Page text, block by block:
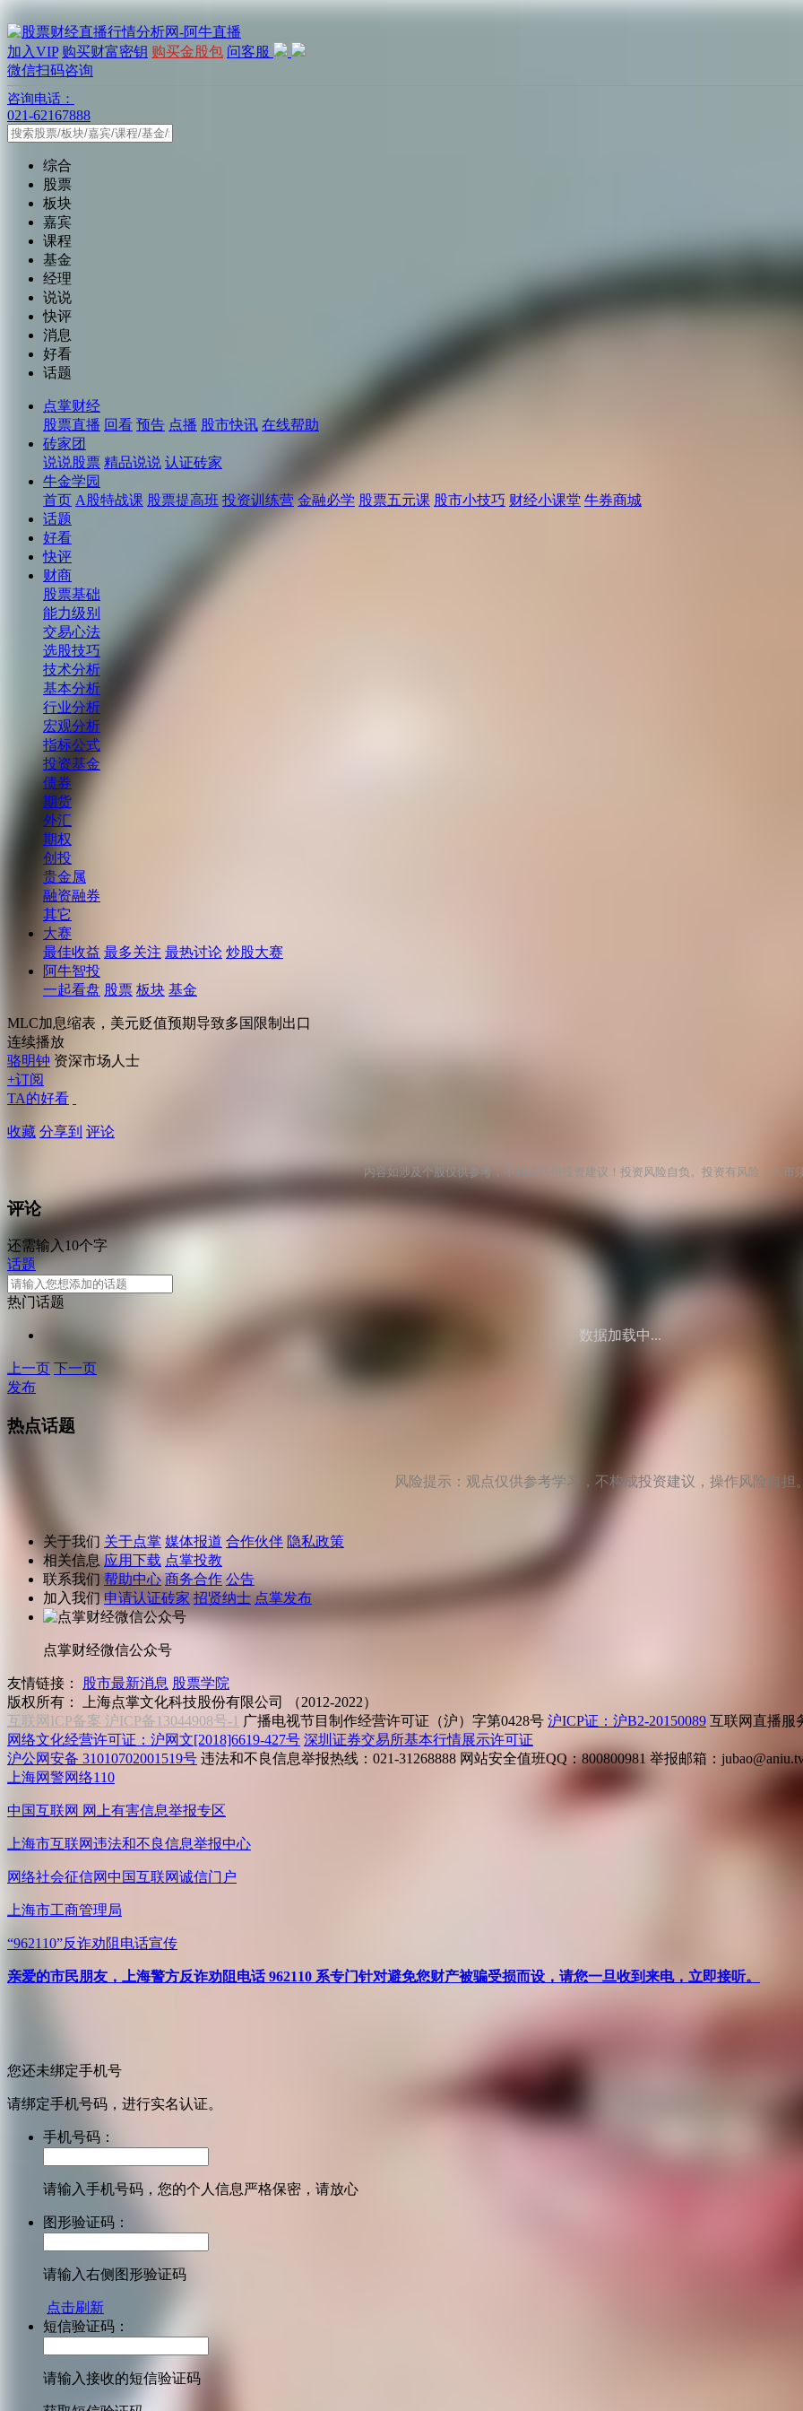
加入VIP 购买财富密钥 购买金股包 问客服
微信扫码咨询
咨询电话：
021-62167888
综合
股票
板块
嘉宾
课程
基金
经理
说说
快评
消息
好看
话题
点掌财经
股票直播 回看 预告 点播 股市快讯 在线帮助
砖家团
说说股票 精品说说 认证砖家
牛金学园
首页 A股特战课 股票提高班 投资训练营 金融必学 股票五元课 股市小技巧 财经小课堂 牛券商城
话题
好看
快评
财商
股票基础
能力级别
交易心法
选股技巧
技术分析
基本分析
行业分析
宏观分析
指标公式
投资基金
债券
期货
外汇
期权
创投
贵金属
融资融券
其它
大赛
最佳收益 最多关注 最热讨论 炒股大赛
阿牛智投
一起看盘 股票 板块 基金
MLC加息缩表，美元贬值预期导致多国限制出口
连续播放
骆明钟 资深市场人士
+订阅
TA的好看
收藏 分享到 评论
内容如涉及个股仅供参考，不构成任何投资建议！投资风险自负。投资有风险，入市
评论
还需输入10个字
话题
热门话题
数据加载中...
上一页 下一页
发布
热点话题
风险提示：观点仅供参考学习，不构成投资建议，操作风险自担
关于我们 关于点掌 媒体报道 合作伙伴 隐私政策
相关信息 应用下载 点掌投教
联系我们 帮助中心 商务合作 公告
加入我们 申请认证砖家 招贤纳士 点掌发布
点掌财经微信公众号
友情链接： 股市最新消息 股票学院
版权所有：
上海点掌文化科技股份有限公司 （2012-2022）
互联网ICP备案 沪ICP备13044908号-1 广播电视节目制作经营许可证（沪）字第0428号 沪ICP证：沪B2-20150089 互联网直播服
网络文化经营许可证：沪网文[2018]6619-427号 深圳证券交易所基本行情展示许可证
沪公网安备 31010702001519号 违法和不良信息举报热线：021-31268888 网站安全值班QQ：800800981 举报邮箱：
上海网警网络110
中国互联网 网上有害信息举报专区
上海市互联网违法和不良信息举报中心
网络社会征信网中国互联网诚信门户
上海市工商管理局
“962110”反诈劝阻电话宣传
亲爱的市民朋友，上海警方反诈劝阻电话 962110 系专门针对避免您财产被骗受损而设，请您一旦收到来电，立即接听。
您还未绑定手机号
请绑定手机号码，进行实名认证。
手机号码：
请输入手机号码，您的个人信息严格保密，请放心
图形验证码：
请输入右侧图形验证码
点击刷新
短信验证码：
请输入接收的短信验证码